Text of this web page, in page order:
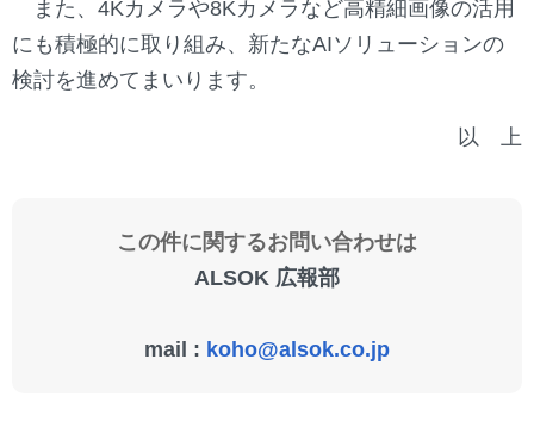
また、4Kカメラや8Kカメラなど高精細画像の活用
にも積極的に取り組み、新たなAIソリューションの
検討を進めてまいります。
以 上
この件に関するお問い合わせは
ALSOK 広報部
mail : koho@alsok.co.jp